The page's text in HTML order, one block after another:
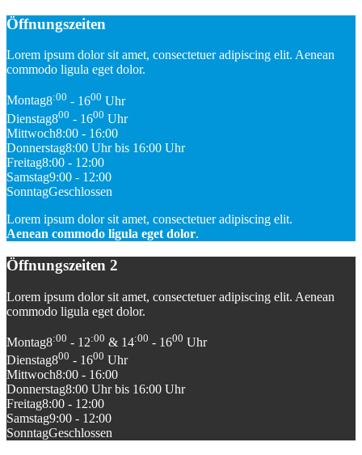
Öffnungszeiten
Lorem ipsum dolor sit amet, consectetuer adipiscing elit. Aenean
commodo ligula eget dolor.
Montag8:00 - 1600 Uhr
Dienstag800 - 1600 Uhr
Mittwoch8:00 - 16:00
Donnerstag8:00 Uhr bis 16:00 Uhr
Freitag8:00 - 12:00
Samstag9:00 - 12:00
SonntagGeschlossen
Lorem ipsum dolor sit amet, consectetuer adipiscing elit.
Aenean commodo ligula eget dolor.
Öffnungszeiten 2
Lorem ipsum dolor sit amet, consectetuer adipiscing elit. Aenean
commodo ligula eget dolor.
Montag8:00 - 12:00 & 14:00 - 1600 Uhr
Dienstag800 - 1600 Uhr
Mittwoch8:00 - 16:00
Donnerstag8:00 Uhr bis 16:00 Uhr
Freitag8:00 - 12:00
Samstag9:00 - 12:00
SonntagGeschlossen